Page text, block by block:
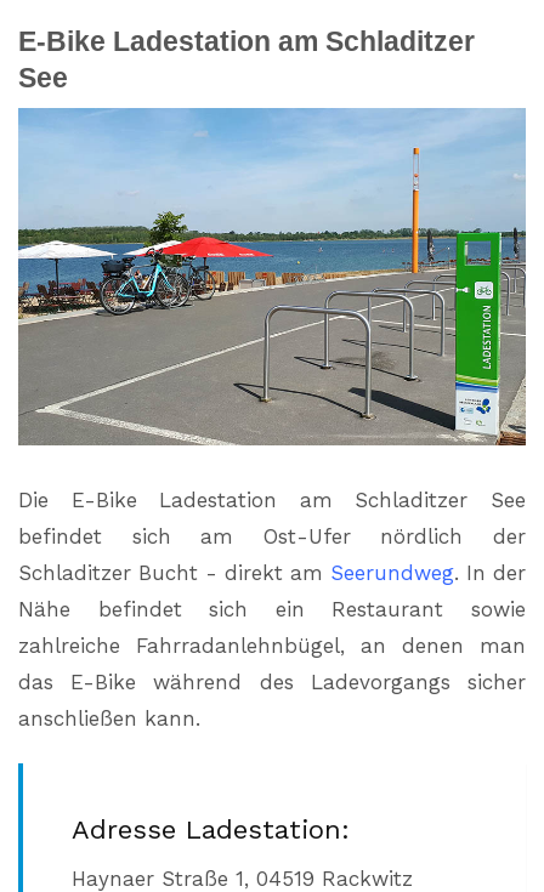
E-Bike Ladestation am Schladitzer
See
Die E-Bike Ladestation am Schladitzer See
befindet sich am Ost-Ufer nördlich der
Schladitzer Bucht - direkt am Seerundweg. In der
Nähe befindet sich ein Restaurant sowie
zahlreiche Fahrradanlehnbügel, an denen man
das E-Bike während des Ladevorgangs sicher
anschließen kann.
Adresse Ladestation:
Haynaer Straße 1, 04519 Rackwitz